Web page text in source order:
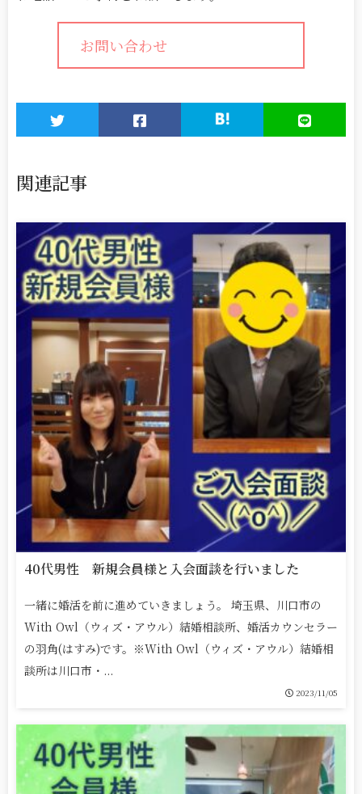
お問い合わせ
関連記事
40代男性 新規会員様と入会面談を行いました
一緒に婚活を前に進めていきましょう。 埼玉県、川口市の
With Owl（ウィズ・アウル）結婚相談所、婚活カウンセラー
の羽角(はすみ)です。※With Owl（ウィズ・アウル）結婚相
談所は川口市・...
2023/11/05